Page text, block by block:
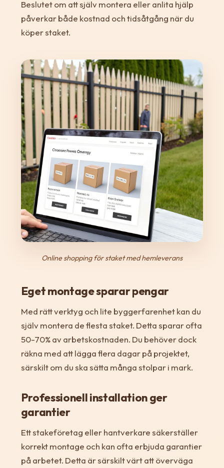
Beslutet om att själv montera eller anlita hjälp
påverkar både kostnad och tidsåtgång när du
köper staket.
Online shopping för staket med hemleverans
Eget montage sparar pengar
Med rätt verktyg och lite byggerfarenhet kan du
själv montera de flesta staket. Detta sparar ofta
50-70% av arbetskostnaden. Du behöver dock
räkna med att lägga flera dagar på projektet,
särskilt om du ska sätta många stolpar i mark.
Professionell installation ger
garantier
Ett stakeföretag eller hantverkare säkerställer
korrekt montage och kan ofta erbjuda garantier
på arbetet. Detta är särskilt värt att överväga